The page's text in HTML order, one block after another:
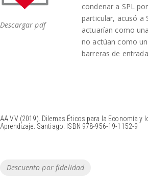
Descargar pdf
condenar a SPL
particular, acusó a
actuarían como
no actúan como
barreras de
AA.VV (2019). Dilemas Éticos para la Economía y
Aprendizaje. Santiago. ISBN 978-956-19-1152-9
Tags
Descuento por fidelidad